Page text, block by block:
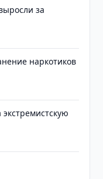
за
наркотиков